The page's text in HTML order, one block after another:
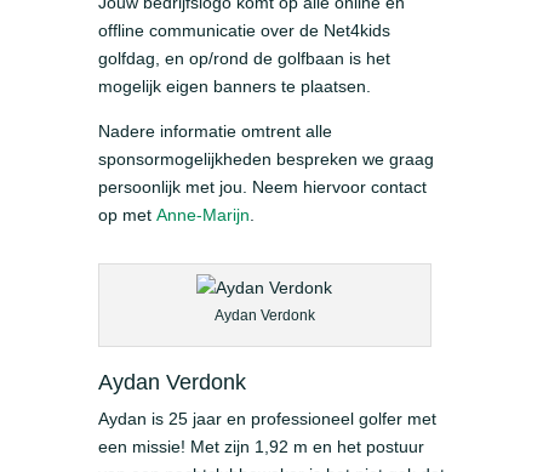
offline communicatie over de Net4kids
golfdag, en op/rond de golfbaan is het
mogelijk eigen banners te plaatsen.
Nadere informatie omtrent alle
sponsormogelijkheden bespreken we graag
persoonlijk met jou. Neem hiervoor contact
op met Anne-Marijn.
Aydan Verdonk
Aydan Verdonk
Aydan is 25 jaar en professioneel golfer met
een missie! Met zijn 1,92 m en het postuur